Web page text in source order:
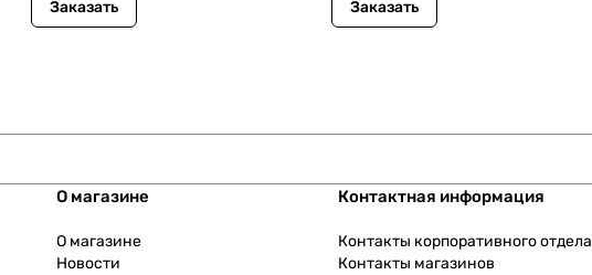
Заказать Заказать
О магазине
О магазине
Новости
Контактная информация
Контакты корпоративного отдела
Контакты магазинов